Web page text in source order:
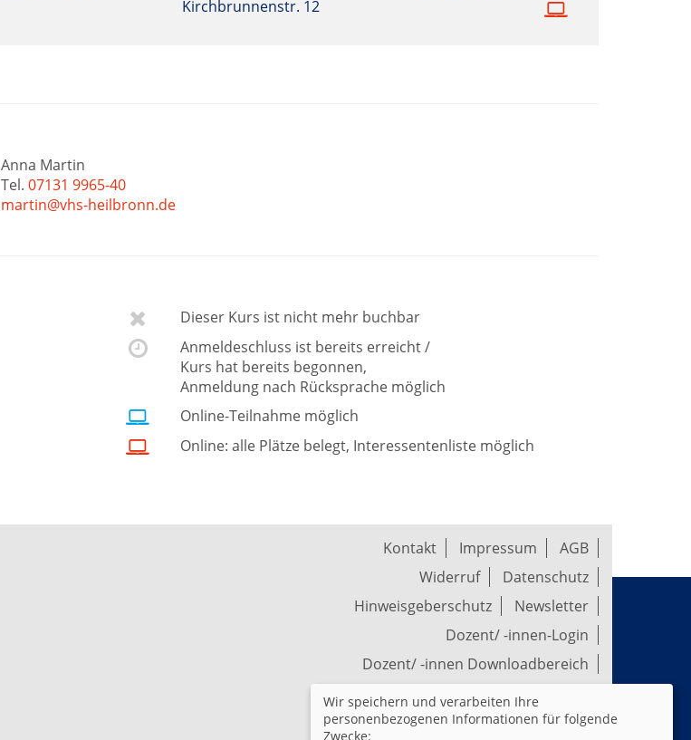
Kirchbrunnenstr. 12
Anna Martin
Tel. 07131 9965-40
martin@vhs-heilbronn.de
Dieser Kurs ist nicht mehr buchbar
Anmeldeschluss ist bereits erreicht /
Kurs hat bereits begonnen,
Anmeldung nach Rücksprache möglich
Online-Teilnahme möglich
Online: alle Plätze belegt, Interessentenliste möglich
Kontakt Impressum
AGB
Widerruf
Datenschutz
Hinweisgeberschutz
Newsletter
Dozent/ -innen-Login
Dozent/ -innen Downloadbereich
Widerrufsformular
Wir speichern und verarbeiten Ihre
personenbezogenen Informationen für folgende
Zwecke: